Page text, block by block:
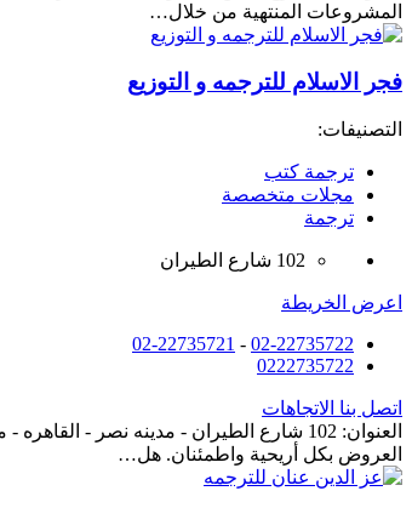
المشروعات المنتهية من خلال…
فجر الاسلام للترجمه و التوزيع
التصنيفات:
ترجمة كتب
مجلات متخصصة
ترجمة
102 شارع الطيران
اعرض الخريطة
02-22735722
-
02-22735721
0222735722
اتصل بنا الاتجاهات
العنوان: 102 شارع الطيران - مدينه
العروض بكل أريحية واطمئنان. هل…